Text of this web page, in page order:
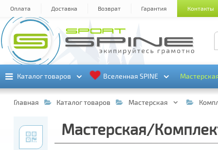
Оплата Доставка Возврат Гарантия Контакты
Каталог товаров
Каталог товаров Вселенная SPINE
Вселенная SPINE
Главная Каталог товаров Мастерская
Мастерская/